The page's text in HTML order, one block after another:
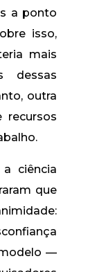
a ponto
isso,
mais
dessas
outra
recursos
ciência
que
—